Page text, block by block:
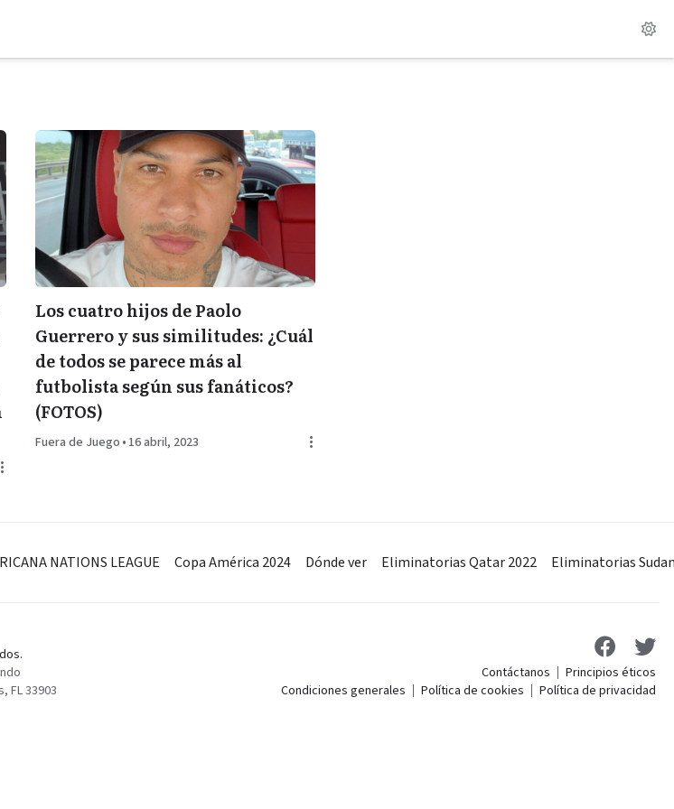
Los cuatro hijos de Paolo
Guerrero y sus similitudes: ¿Cuál
de todos se parece más al
futbolista según sus fanáticos?
(FOTOS)
Fuera de Juego • 16 abril, 2023
NATIONS LEAGUE Copa América 2024 Dónde ver Eliminatorias Qatar 2022 Eliminatorias
FL 33903
Contáctanos
Principios éticos
Condiciones generales
Política de cookies Política de privacidad